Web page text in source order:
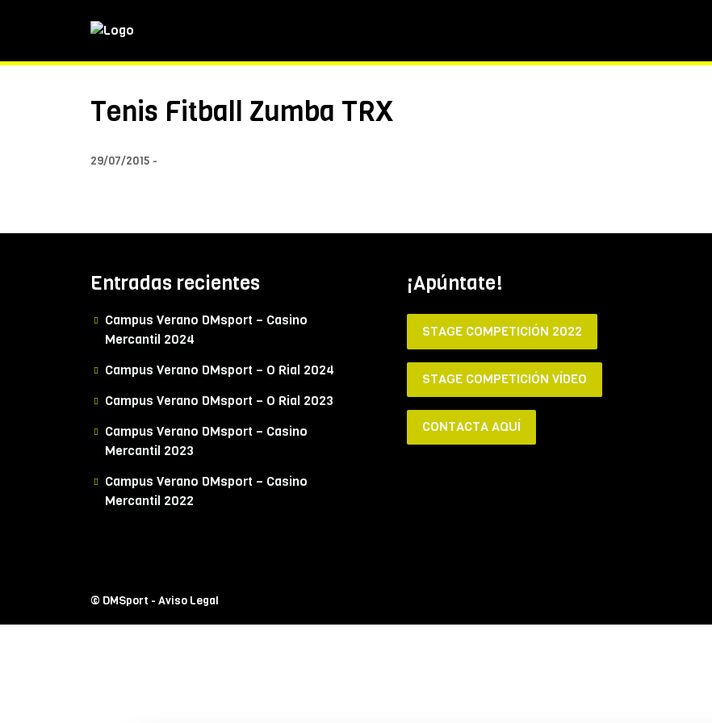
Tenis Fitball Zumba TRX
29/07/2015
Entradas recientes
Campus Verano DMsport – Casino
Mercantil 2024
Campus Verano DMsport – O Rial 2024
Campus Verano DMsport – O Rial 2023
Campus Verano DMsport – Casino
Mercantil 2023
Campus Verano DMsport – Casino
Mercantil 2022
¡Apúntate!
STAGE COMPETICIÓN 2022
STAGE COMPETICIÓN VÍDEO
CONTACTA AQUÍ
© DMSport - Aviso Legal